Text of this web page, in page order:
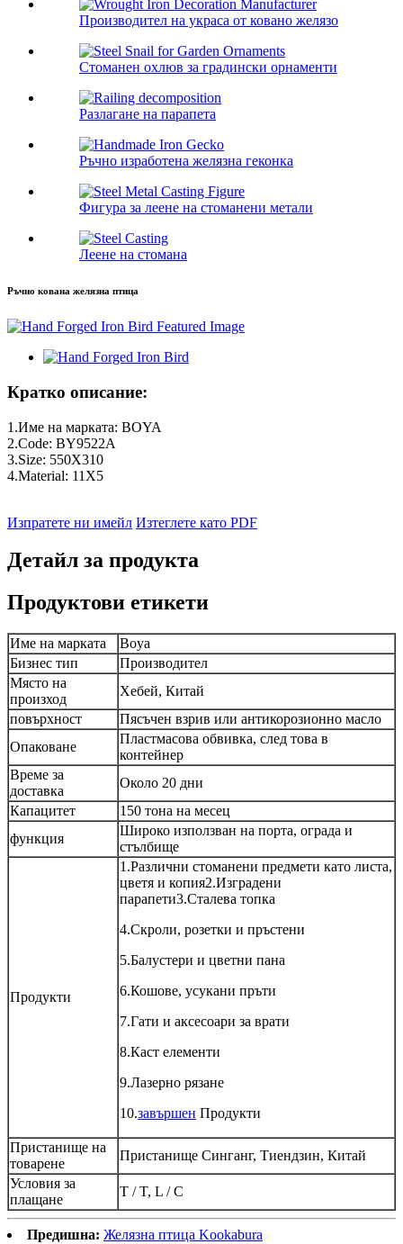
Производител на украса от ковано желязо
Стоманен охлюв за градински орнаменти
Разлагане на парапета
Ръчно изработена желязна геконка
Фигура за леене на стоманени метали
Леене на стомана
Ръчно кована желязна птица
Кратко описание:
1.Име на марката: BOYA
2.Code: BY9522A
3.Size: 550X310
4.Material: 11X5
Изпратете ни имейл Изтеглете като PDF
Детайл за продукта
Продуктови етикети
Име на марката
Boya
Бизнес тип
Производител
Място на
произход
Хебей, Китай
повърхност
Пясъчен взрив или антикорозионно масло
Опаковане
Пластмасова обвивка, след това в
контейнер
Време за
доставка
Около 20 дни
Капацитет
150 тона на месец
функция
Широко използван на порта, ограда и
стълбище
Продукти
1.Различни стоманени предмети като листа,
цветя и копия2.Изградени
парапети3.Сталева топка
4.Скроли, розетки и пръстени
5.Балустери и цветни пана
6.Кошове, усукани пръти
7.Гати и аксесоари за врати
8.Каст елементи
9.Лазерно рязане
10.завършен Продукти
Пристанище на
товарене
Пристанище Синганг, Тиендзин, Китай
Условия за
плащане
T / T, L / C
Предишна: Желязна птица Kookabura